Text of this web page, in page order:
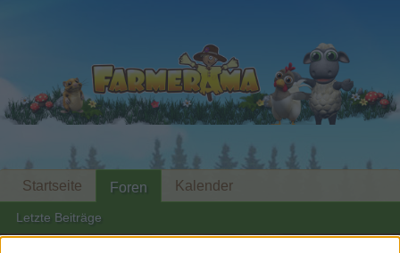
Startseite Foren
Letzte Beiträge
Kalender